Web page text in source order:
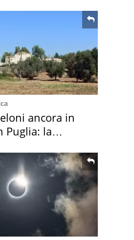
ancora in
Puglia: la